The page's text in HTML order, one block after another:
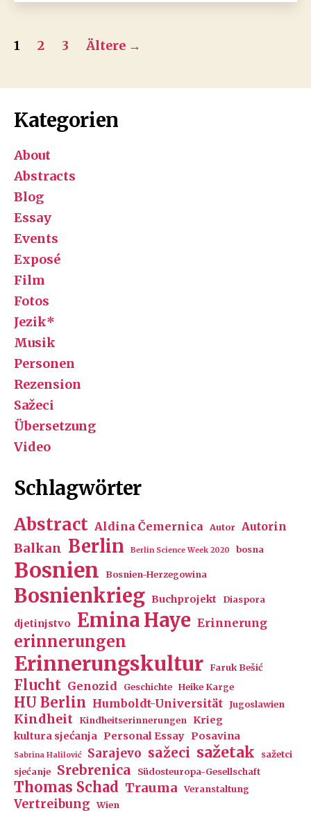
Seitennummerierung
Beiträge
1 2 3 Ältere →
Kategorien
About
Abstracts
Blog
Essay
Events
Exposé
Film
Fotos
Jezik*
Musik
Personen
Rezension
Sažeci
Übersetzung
Video
Schlagwörter
Abstract Aldina Čemernica Autor Autorin
Balkan Berlin Berlin Science Week 2020 bosna
Bosnien Bosnien-Herzegowina
Bosnienkrieg Buchprojekt Diaspora
djetinjstvo Emina Haye Erinnerung
erinnerungen
Erinnerungskultur Faruk Bešić
Flucht Genozid Geschichte Heike Karge
HU Berlin Humboldt-Universität Jugoslawien
Kindheit Kindheitserinnerungen
Krieg
kultura sjećanja Personal Essay Posavina
Sabrina Halilović Sarajevo sažeci sažetak
sažetci
sjećanje
Srebrenica Südosteuropa-Gesellschaft
Thomas Schad Trauma Veranstaltung
Vertreibung Wien